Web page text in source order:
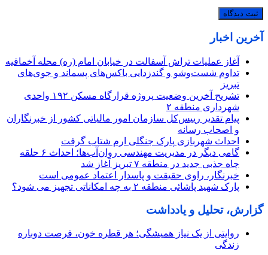
آخرین اخبار
آغاز عملیات تراش آسفالت در خیابان امام (ره) محله آخماقیه
تداوم شست‌وشو و گندزدایی باکس‌های پسماند و جوی‌های
تبریز
تشریح آخرین وضعیت پروژه قرارگاه مسکن ۱۹۲ واحدی
شهرداری منطقه ۲
پیام تقدیر رییس‌کل سازمان امور مالیاتی کشور از خبرنگاران
و اصحاب رسانه
احداث شهربازی پارک جنگلی ارم شتاب گرفت
گامی دیگر در مدیریت مهندسی روان‌آب‌ها؛ احداث ۶ حلقه
چاه جذبی جدید در منطقه ۷ تبریز آغاز شد
خبرنگار، راوی حقیقت و پاسدار اعتماد عمومی است
پارک شهید پاشائی منطقه ۲ به چه امکاناتی تجهیز می شود؟
گزارش، تحلیل و یادداشت
روایتی از یک نیاز همیشگی؛ هر قطره خون، فرصت دوباره
زندگی